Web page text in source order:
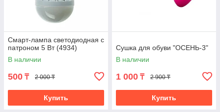
Смарт-лампа светодиодная с
патроном 5 Вт (4934)
В наличии
500 ₸ 2 000 ₸
Купить
Сушка для обуви "ОСЕНЬ-3"
В наличии
1 000 ₸ 2 900 ₸
Купить